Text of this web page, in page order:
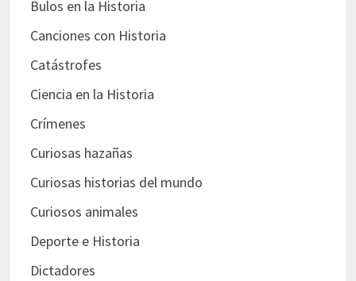
Bulos en la Historia
Canciones con Historia
Catástrofes
Ciencia en la Historia
Crímenes
Curiosas hazañas
Curiosas historias del mundo
Curiosos animales
Deporte e Historia
Dictadores